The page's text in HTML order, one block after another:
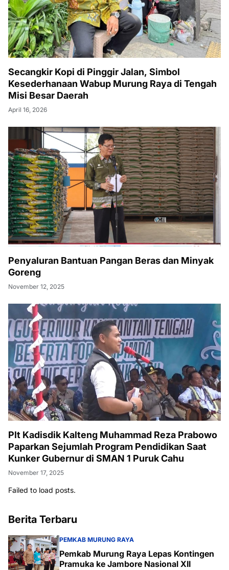
Secangkir Kopi di Pinggir Jalan, Simbol
Kesederhanaan Wabup Murung Raya di Tengah
Misi Besar Daerah
April 16, 2026
Penyaluran Bantuan Pangan Beras dan Minyak
Goreng
November 12, 2025
Plt Kadisdik Kalteng Muhammad Reza Prabowo
Paparkan Sejumlah Program Pendidikan Saat
Kunker Gubernur di SMAN 1 Puruk Cahu
November 17, 2025
Failed to load posts.
Berita Terbaru
PEMKAB MURUNG RAYA
Pemkab Murung Raya Lepas Kontingen
Pramuka ke Jambore Nasional XII